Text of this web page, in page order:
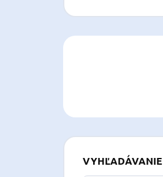
VYHĽADÁVANIE